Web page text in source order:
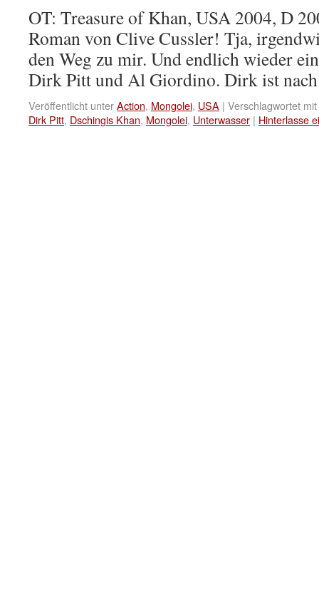
OT: Treasure of Khan, USA 2004, D
Roman von Clive Cussler! Tja,
den Weg zu mir. Und endlich wieder
Dirk Pitt und Al Giordino. Dirk ist
Veröffentlicht unterAction, Mongolei, USA | Verschlagwortet mit
Dirk Pitt, Dschingis Khan, Mongolei, Unterwasser | Hinterlasse